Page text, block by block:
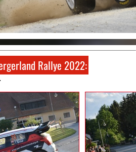
Rallye 2022: